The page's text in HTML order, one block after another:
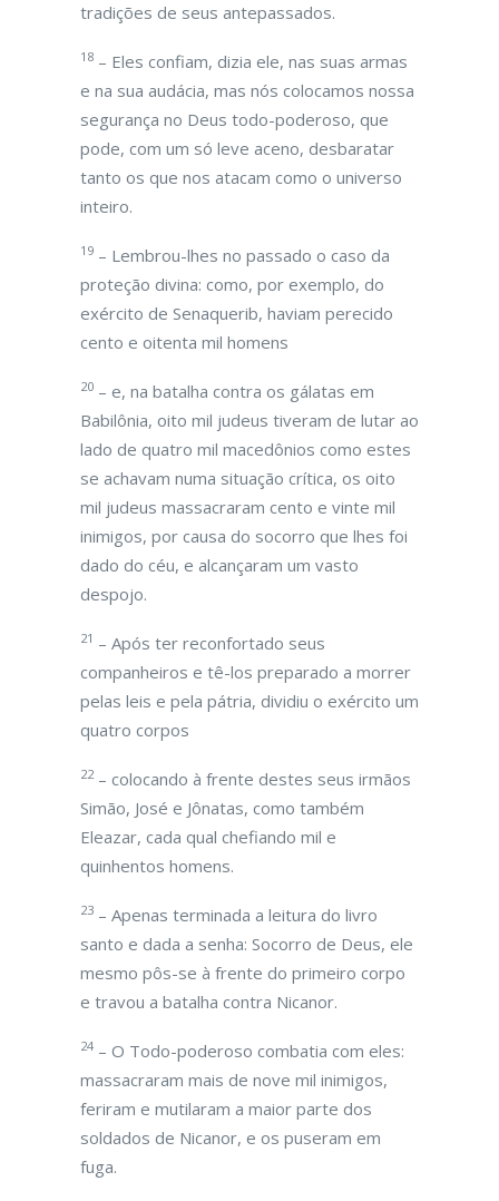
tradições de seus antepassados.
18 – Eles confiam, dizia ele, nas suas armas
e na sua audácia, mas nós colocamos nossa
segurança no Deus todo-poderoso, que
pode, com um só leve aceno, desbaratar
tanto os que nos atacam como o universo
inteiro.
19 – Lembrou-lhes no passado o caso da
proteção divina: como, por exemplo, do
exército de Senaquerib, haviam perecido
cento e oitenta mil homens
20 – e, na batalha contra os gálatas em
Babilônia, oito mil judeus tiveram de lutar ao
lado de quatro mil macedônios como estes
se achavam numa situação crítica, os oito
mil judeus massacraram cento e vinte mil
inimigos, por causa do socorro que lhes foi
dado do céu, e alcançaram um vasto
despojo.
21 – Após ter reconfortado seus
companheiros e tê-los preparado a morrer
pelas leis e pela pátria, dividiu o exército um
quatro corpos
22– colocando à frente destes seus irmãos
Simão, José e Jônatas, como também
Eleazar, cada qual chefiando mil e
quinhentos homens.
23 – Apenas terminada a leitura do livro
santo e dada a senha: Socorro de Deus, ele
mesmo pôs-se à frente do primeiro corpo
e travou a batalha contra Nicanor.
24 – O Todo-poderoso combatia com eles:
massacraram mais de nove mil inimigos,
feriram e mutilaram a maior parte dos
soldados de Nicanor, e os puseram em
fuga.